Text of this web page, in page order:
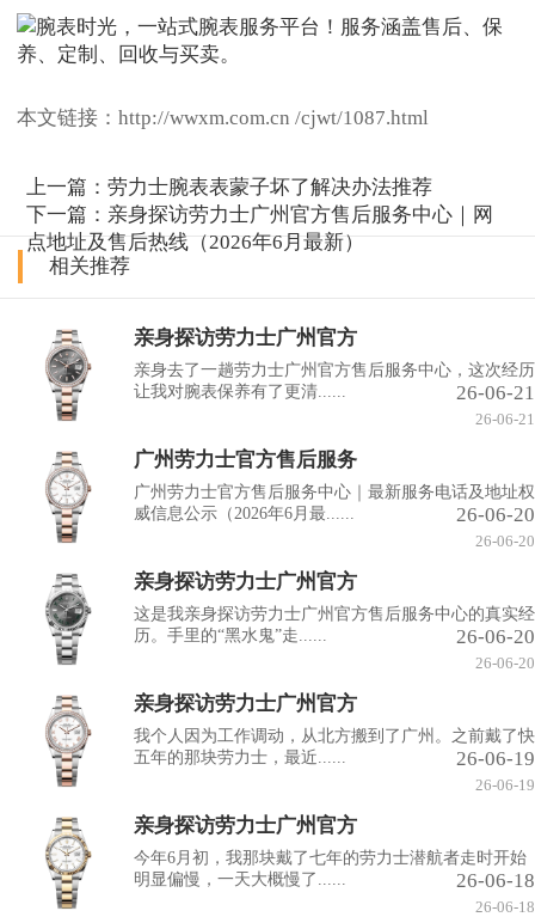
本文链接：http://wwxm.com.cn /cjwt/1087.html
上一篇：劳力士腕表表蒙子坏了解决办法推荐
下一篇： 亲身探访劳力士广州官方售后服务中心｜网
点地址及售后热线（2026年6月最新）
相关推荐
亲身探访劳力士广州官方
亲身去了一趟劳力士广州官方售后服务中心，这次经历
让我对腕表保养有了更清......
26-06-21
26-06-21
广州劳力士官方售后服务
广州劳力士官方售后服务中心｜最新服务电话及地址权
威信息公示（2026年6月最......
26-06-20
26-06-20
亲身探访劳力士广州官方
这是我亲身探访劳力士广州官方售后服务中心的真实经
历。手里的“黑水鬼”走......
26-06-20
26-06-20
亲身探访劳力士广州官方
我个人因为工作调动，从北方搬到了广州。之前戴了快
五年的那块劳力士，最近......
26-06-19
26-06-19
亲身探访劳力士广州官方
今年6月初，我那块戴了七年的劳力士潜航者走时开始
明显偏慢，一天大概慢了......
26-06-18
26-06-18